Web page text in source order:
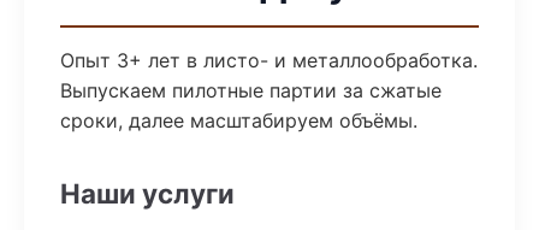
Опыт 3+ лет в листо- и металлообработка.
Выпускаем пилотные партии за сжатые
сроки, далее масштабируем объёмы.
Наши услуги